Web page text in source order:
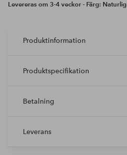
Levereras om 3-4 veckor - Färg: Naturlig
Produktinformation
Produktspecifikation
Betalning
Leverans